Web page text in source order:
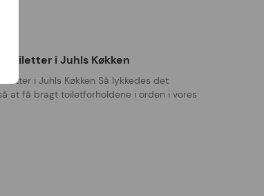
toiletter i Juhls Køkken
i Juhls Køkken Så lykkedes det
at få bragt toiletforholdene i orden i vores